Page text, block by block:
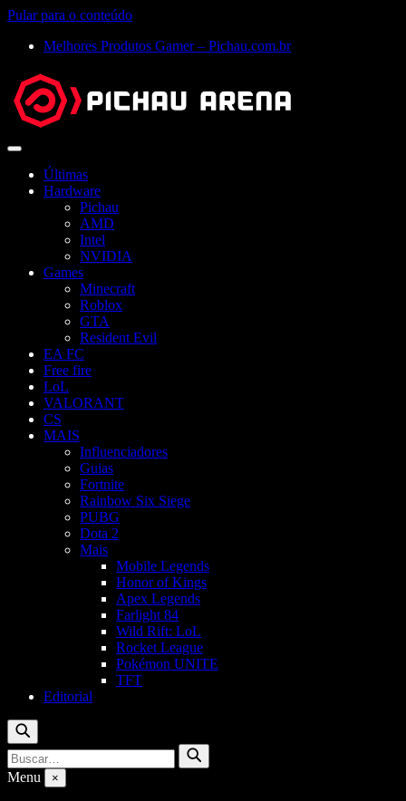
Pular para o conteúdo
Melhores Produtos Gamer – Pichau.com.br
Abrir
Últimas
Hardware
Pichau
AMD
Intel
NVIDIA
Games
Minecraft
Roblox
GTA
Resident Evil
EA FC
Free fire
LoL
VALORANT
CS
MAIS
Influenciadores
Guias
Fortnite
Rainbow Six Siege
PUBG
Dota 2
Mais
Mobile Legends
Honor of Kings
Apex Legends
Farlight 84
Wild Rift: LoL
Rocket League
Pokémon UNITE
TFT
Editorial
Buscar
Buscar
por:
Buscar
Menu ×